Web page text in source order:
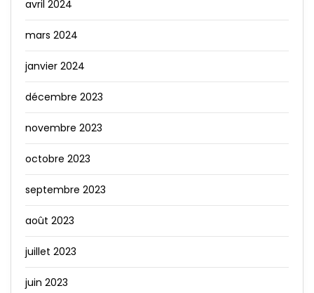
avril 2024
mars 2024
janvier 2024
décembre 2023
novembre 2023
octobre 2023
septembre 2023
août 2023
juillet 2023
juin 2023